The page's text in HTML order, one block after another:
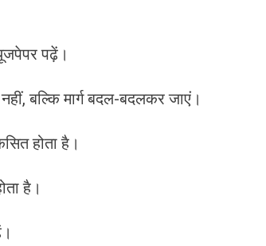
पढ़ें।
बल्कि मार्ग बदल-बदलकर जाएं।
होता है।
है।